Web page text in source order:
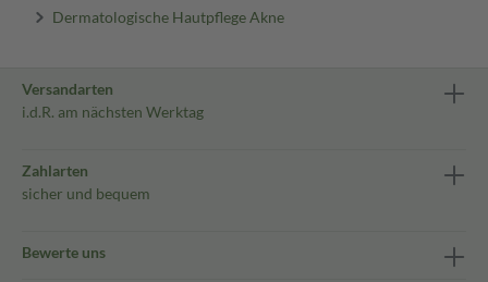
Dermatologische Hautpflege Akne
Versandarten
i.d.R. am nächsten Werktag
Zahlarten
sicher und bequem
Bewerte uns